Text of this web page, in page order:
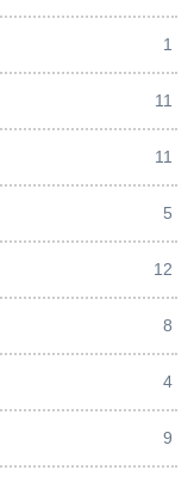
1
11
11
5
12
8
4
9